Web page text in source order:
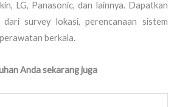
LG, Panasonic, dan lainnya. Dapatkan
dari survey lokasi, perencanaan sistem
berkala.
Anda sekarang juga